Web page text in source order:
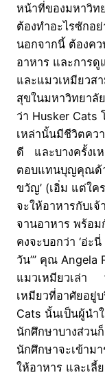
หน้าที่ของมหาวิท
ต้องทำอะไรซักอ
นอกจากนี้ ต้องค
อาหาร และการดู
และแมวเหมียวส
สุขในมหาวิทยาลั
ว่า Husker Cats
เหล่านั้นมีชีวิตคว
ดี และบางครั้งเ
ตอบแทนบุญคุณด้ว
ขวัญ’ (เอิ่ม แต่ใค
จะให้อาหารกับเ
จานอาหาร พร้อ
คงจะบอกว่า ‘อ่ะ
วัน’” คุณ Angela
แมวเหมียวเล่า
เหมียวที่อาศัยอยู่
Cats นั้นเป็นผู้นำ
นักศึกษาบางส่วน
นักศึกษาจะเข้าม
ให้อาหาร และเลี้